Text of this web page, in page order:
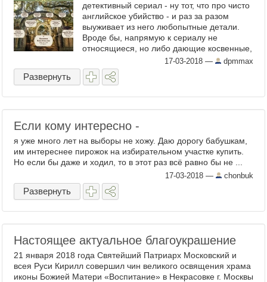
детективный сериал - ну тот, что про чисто
английское убийство - и раз за разом
выуживает из него любопытные детали.
Вроде бы, напрямую к сериалу не
относящиеся, но либо дающие косвенные,
хотя во многом спорные, представления о
быте британской провинции, ...
17-03-2018 — dpmmax
Развернуть
Если кому интересно -
я уже много лет на выборы не хожу. Даю дорогу бабушкам,
им интереснее пирожок на избирательном участке купить.
Но если бы даже и ходил, то в этот раз всё равно бы не ...
17-03-2018 — chonbuk
Развернуть
Настоящее актуальное благоукрашение
21 января 2018 года Святейший Патриарх Московский и
всея Руси Кирилл совершил чин великого освящения храма
иконы Божией Матери «Воспитание» в Некрасовке г. Москвы